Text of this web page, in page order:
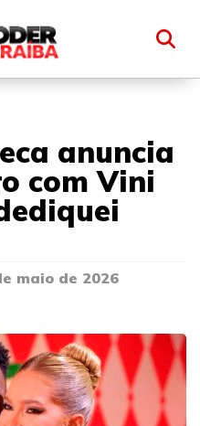
anuncia
com Vini
maio de 2026